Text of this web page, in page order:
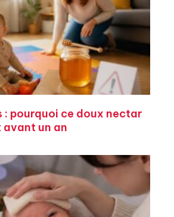
: pourquoi ce doux nectar
un an